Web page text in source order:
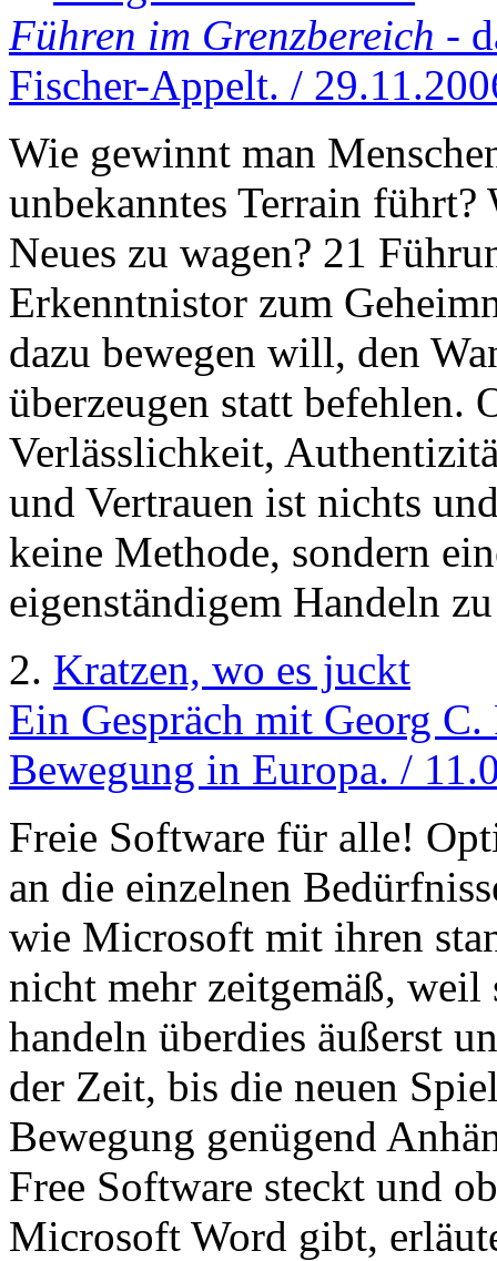
Führen im Grenzbereich -
Fischer-Appelt. /
Wie gewinnt man
unbekanntes Terrain führt?
Neues zu wagen? 21
Erkenntnistor zum
dazu bewegen will, den
überzeugen statt befehlen.
Verlässlichkeit,
und Vertrauen ist nichts
keine Methode, sondern
eigenständigem Handeln
2. Kratzen, wo es juckt
Ein Gespräch mit Georg
Bewegung in Europa. /
Freie Software für alle!
an die einzelnen
wie Microsoft mit ihren
nicht mehr zeitgemäß, weil
handeln überdies äußerst
der Zeit, bis die neuen
Bewegung genügend
Free Software steckt und
Microsoft Word gibt,